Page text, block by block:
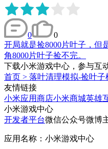
0
0
开局就是捡8000片叶子，但
角8000片叶子捡不完。
下载小米游戏中心，参与互
首页 > 落叶清理模拟-捡叶子
友情链接
小米应用商店小米商城英雄
小米游戏中心
开发者平台微信公众号微博
应用名称：小米游戏中心